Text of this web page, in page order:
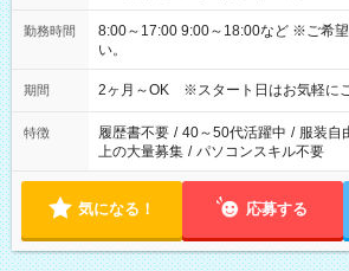
勤務時間
8:00～17:00 9:00～18:00など ※ご希
い。
期間 2ヶ月～OK ※スタート日はお気軽に
特徴 履歴書不要 / 40～50代活躍中 / 服装自
上の大量募集 / パソコンスキル不要
気になる！ 応募する